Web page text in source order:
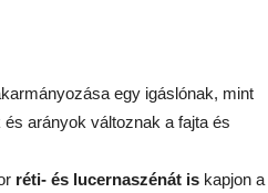
egy igáslónak, mint
arányok változnak a fajta és
réti- és lucernaszénát is kapjon a